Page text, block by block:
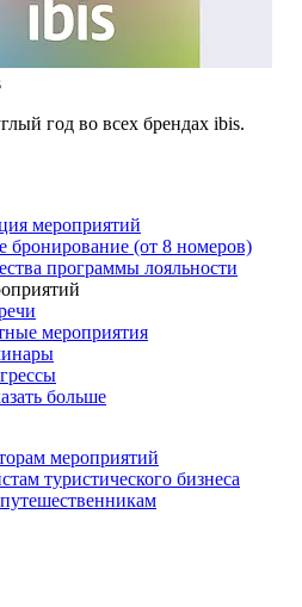
год во всех брендах ibis.
мероприятий
бронирование (от 8 номеров)
программы лояльности
мероприятия
больше
мероприятий
туристического бизнеса